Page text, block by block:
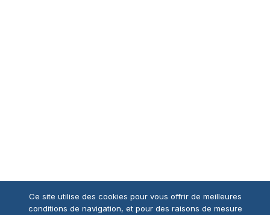
Ce site utilise des cookies pour vous offrir de meilleures
conditions de navigation, et pour des raisons de mesure